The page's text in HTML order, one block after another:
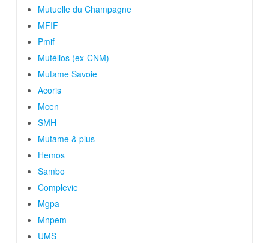
Mutuelle du Champagne
MFIF
Pmif
Mutélios (ex-CNM)
Mutame Savoie
Acoris
Mcen
SMH
Mutame & plus
Hemos
Sambo
Complevie
Mgpa
Mnpem
UMS